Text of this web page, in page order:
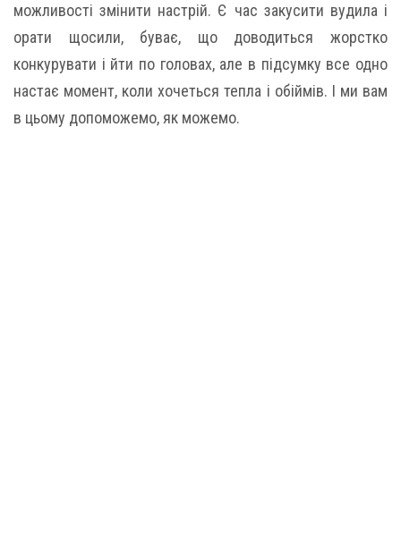
можливості змінити настрій. Є час закусити вудила і
орати щосили, буває, що доводиться жорстко
конкурувати і йти по головах, але в підсумку все одно
настає момент, коли хочеться тепла і обіймів. І ми вам
в цьому допоможемо, як можемо.